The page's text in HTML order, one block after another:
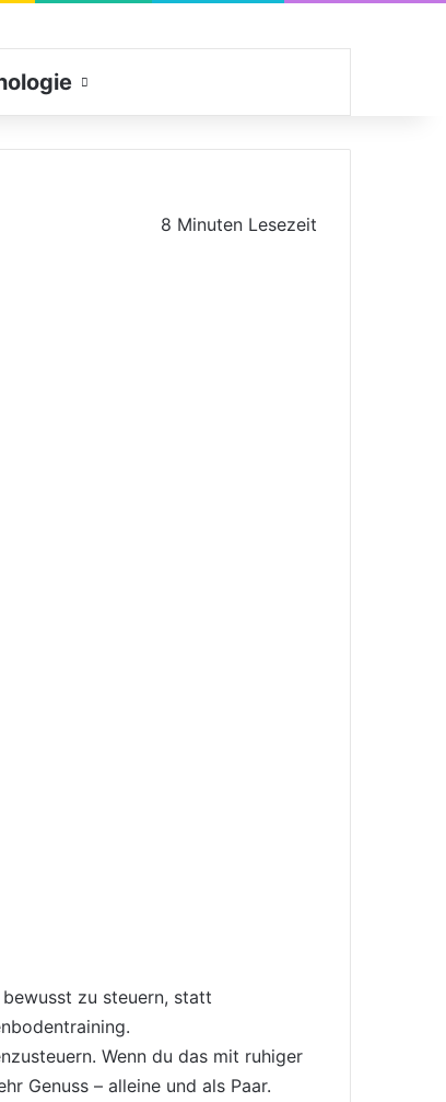
8 Minuten Lesezeit
zu steuern, statt
Wenn du das mit ruhiger
Genuss – alleine und als Paar.